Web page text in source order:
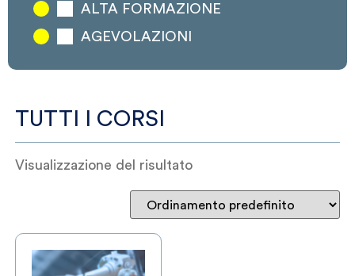
ALTA FORMAZIONE
AGEVOLAZIONI
TUTTI I CORSI
Visualizzazione del risultato